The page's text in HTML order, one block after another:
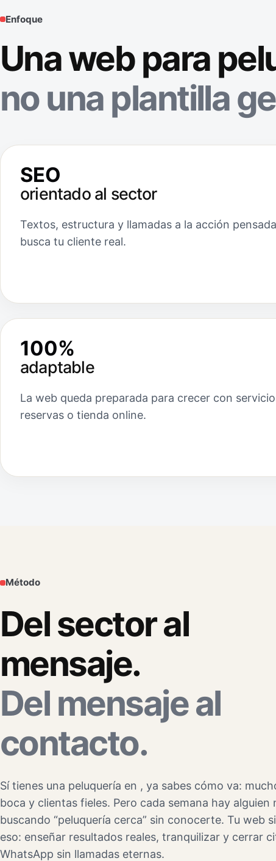
Enfoque
Una web para
no una plantilla
SEO
orientado al sector
Textos, estructura y llamadas a la acción
busca tu cliente real.
100%
adaptable
La web queda preparada para crecer con
reservas o tienda online.
Método
Del sector al
mensaje.
Del mensaje al
contacto.
Sí tienes una peluquería en , ya sabes cómo va:
boca y clientas fieles. Pero cada semana hay alguien
buscando “peluquería cerca” sin conocerte. Tu web
eso: enseñar resultados reales, tranquilizar y cerrar
WhatsApp sin llamadas eternas.